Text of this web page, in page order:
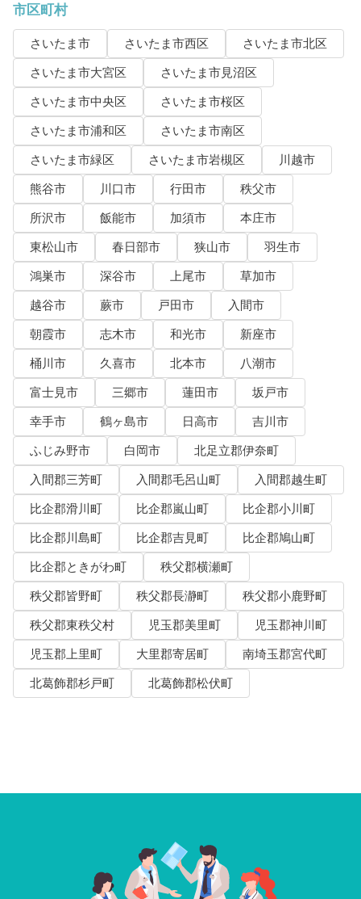
市区町村
さいたま市 さいたま市西区
さいたま市北区
さいたま市大宮区
さいたま市見沼区
さいたま市中央区
さいたま市桜区
さいたま市浦和区
さいたま市南区
さいたま市緑区
さいたま市岩槻区
川越市
熊谷市
川口市 行田市
秩父市
所沢市
飯能市 加須市
本庄市
東松山市
春日部市 狭山市
羽生市
鴻巣市
深谷市 上尾市
草加市
越谷市
蕨市 戸田市
入間市
朝霞市
志木市 和光市
新座市
桶川市
久喜市 北本市
八潮市
富士見市
三郷市 蓮田市
坂戸市
幸手市
鶴ヶ島市 日高市
吉川市
ふじみ野市
白岡市
北足立郡伊奈町
入間郡三芳町
入間郡毛呂山町
入間郡越生町
比企郡滑川町
比企郡嵐山町
比企郡小川町
比企郡川島町
比企郡吉見町
比企郡鳩山町
比企郡ときがわ町
秩父郡横瀬町
秩父郡皆野町
秩父郡長瀞町
秩父郡小鹿野町
秩父郡東秩父村
児玉郡美里町
児玉郡神川町
児玉郡上里町
大里郡寄居町
南埼玉郡宮代町
北葛飾郡杉戸町
北葛飾郡松伏町